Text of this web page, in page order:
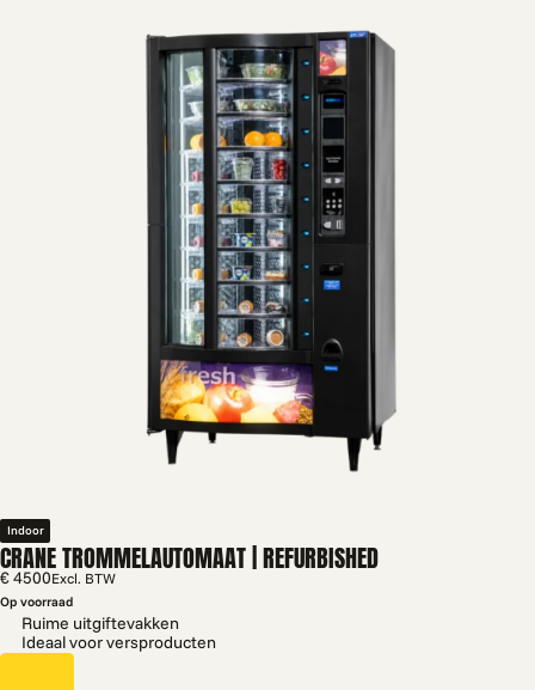
Indoor
CRANE TROMMELAUTOMAAT | REFURBISHED
€ 4500Excl. BTW
Op voorraad
Ruime uitgiftevakken
Ideaal voor versproducten